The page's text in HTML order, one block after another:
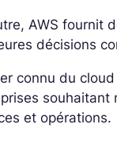
AWS fournit
décisions
connu du
souhaitant
et opérations.